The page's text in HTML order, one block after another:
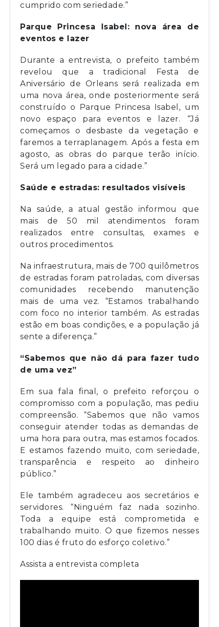
cumprido com seriedade.”
Parque Princesa Isabel: nova área de
eventos e lazer
Durante a entrevista, o prefeito também
revelou que a tradicional Festa de
Aniversário de Orleans será realizada em
uma nova área, onde posteriormente será
construído o Parque Princesa Isabel, um
novo espaço para eventos e lazer. “Já
começamos o desbaste da vegetação e
faremos a terraplanagem. Após a festa em
agosto, as obras do parque terão início.
Será um legado para a cidade.”
Saúde e estradas: resultados visíveis
Na saúde, a atual gestão informou que
mais de 50 mil atendimentos foram
realizados entre consultas, exames e
outros procedimentos.
Na infraestrutura, mais de 700 quilômetros
de estradas foram patroladas, com diversas
comunidades recebendo manutenção
mais de uma vez. “Estamos trabalhando
com foco no interior também. As estradas
estão em boas condições, e a população já
sente a diferença.”
“Sabemos que não dá para fazer tudo
de uma vez”
Em sua fala final, o prefeito reforçou o
compromisso com a população, mas pediu
compreensão. “Sabemos que não vamos
conseguir atender todas as demandas de
uma hora para outra, mas estamos focados.
E estamos fazendo muito, com seriedade,
transparência e respeito ao dinheiro
público.”
Ele também agradeceu aos secretários e
servidores. “Ninguém faz nada sozinho.
Toda a equipe está comprometida e
trabalhando muito. O que fizemos nesses
100 dias é fruto do esforço coletivo.”
Assista a entrevista completa